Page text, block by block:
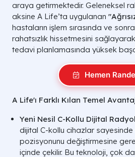
araya getirmektedir. Geleneksel
aksine A Life’ta uygulanan
hastaların işlem sırasında ve
rahatsızlık hissetmesini sağlayarak
tedavi planlamasında yüksek
Hemen
A Life'ı Farklı Kılan Temel
Yeni Nesil C-Kollu Dijital
dijital C-kollu cihazlar sayesinde
pozisyonunu değiştirmesine
içinde çekilir. Bu teknoloji, çok